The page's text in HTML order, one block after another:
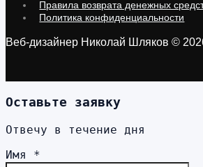
Правила возврата денежных
Политика конфиденциальности
Веб-дизайнер Николай Шляков ©
Оставьте заявку
Отвечу в течение дня
Имя *